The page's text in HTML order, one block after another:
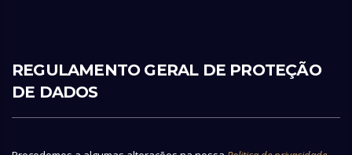
REGULAMENTO GERAL DE PROTEÇÃO
DE DADOS